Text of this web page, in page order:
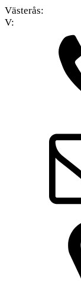
Västerås:
V: